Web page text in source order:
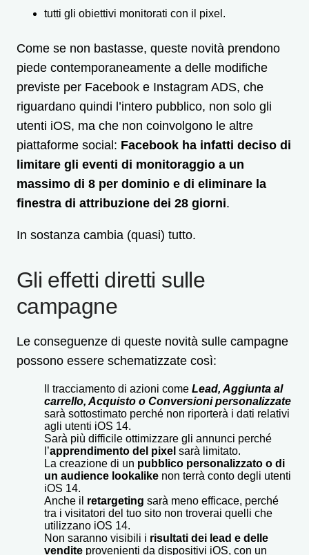
tutti gli obiettivi monitorati con il pixel.
Come se non bastasse, queste novità prendono
piede contemporaneamente a delle modifiche
previste per Facebook e Instagram ADS, che
riguardano quindi l’intero pubblico, non solo gli
utenti iOS, ma che non coinvolgono le altre
piattaforme social: Facebook ha infatti deciso di
limitare gli eventi di monitoraggio a un
massimo di 8 per dominio e di eliminare la
finestra di attribuzione dei 28 giorni.
In sostanza cambia (quasi) tutto.
Gli effetti diretti sulle
campagne
Le conseguenze di queste novità sulle campagne
possono essere schematizzate così:
Il tracciamento di azioni come Lead, Aggiunta al
carrello, Acquisto o Conversioni personalizzate
sarà sottostimato perché non riporterà i dati relativi
agli utenti iOS 14.
Sarà più difficile ottimizzare gli annunci perché
l’apprendimento del pixel sarà limitato.
La creazione di un pubblico personalizzato o di
un audience lookalike non terrà conto degli utenti
iOS 14.
Anche il retargeting sarà meno efficace, perché
tra i visitatori del tuo sito non troverai quelli che
utilizzano iOS 14.
Non saranno visibili i risultati dei lead e delle
vendite provenienti da dispositivi iOS, con un